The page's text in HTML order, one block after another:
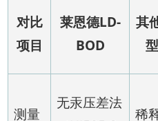
对比
项目
莱恩德LD-
BOD
其
测量
无汞压差法
稀